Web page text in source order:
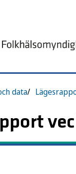
data